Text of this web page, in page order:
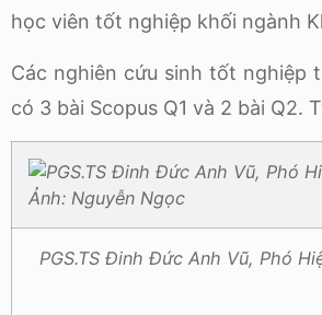
học viên tốt nghiệp khối ngành
Các nghiên cứu sinh tốt nghiệp
có 3 bài Scopus Q1 và 2 bài Q2.
PGS.TS Đinh Đức Anh Vũ, Phó